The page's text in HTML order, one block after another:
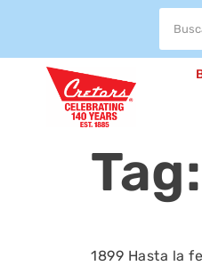
Tag:
1899 Hasta la